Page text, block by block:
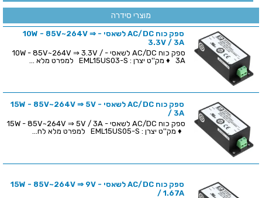
מוצרי סידרה
ספק כוח AC/DC לשאסי - 10W - 85V~264V ⇒
3.3V / 3A
ספק כוח AC/DC לשאסי - 10W - 85V~264V ⇒ 3.3V /
3A ♦ מק''ט יצרן : EML15US03-S למפרט מלא ...
ספק כוח AC/DC לשאסי - 15W - 85V~264V ⇒ 5V
/ 3A
ספק כוח AC/DC לשאסי - 15W - 85V~264V ⇒ 5V / 3A
♦ מק''ט יצרן : EML15US05-S למפרט מלא לח...
ספק כוח AC/DC לשאסי - 15W - 85V~264V ⇒ 9V
/ 1.67A